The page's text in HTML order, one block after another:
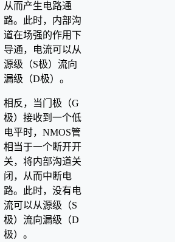
从而产生电路通
路。此时，内部沟
道在场强的作用下
导通，电流可以从
源级（S极）流向
漏级（D极）。
相反，当门极（G
极）接收到一个低
电平时，NMOS管
相当于一个断开开
关，将内部沟道关
闭，从而中断电
路。此时，没有电
流可以从源级（S
极）流向漏级（D
极）。